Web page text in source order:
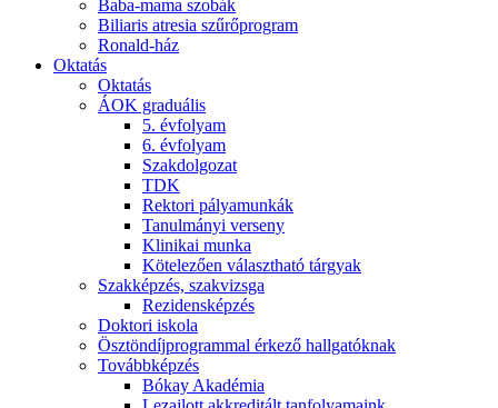
Baba-mama szobák
Biliaris atresia szűrőprogram
Ronald-ház
Oktatás
Oktatás
ÁOK graduális
5. évfolyam
6. évfolyam
Szakdolgozat
TDK
Rektori pályamunkák
Tanulmányi verseny
Klinikai munka
Kötelezően választható tárgyak
Szakképzés, szakvizsga
Rezidensképzés
Doktori iskola
Ösztöndíjprogrammal érkező hallgatóknak
Továbbképzés
Bókay Akadémia